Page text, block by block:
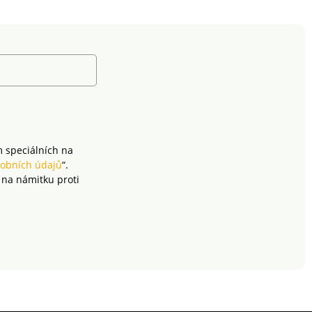
do sady jedné
materiálu
Standard
speciálních na
údajů“.
námitku proti